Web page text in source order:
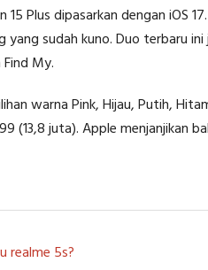
Plus dipasarkan dengan iOS
sudah kuno. Duo terbaru
My.
warna Pink, Hijau, Putih,
(13,8 juta). Apple menjanjikan
realme 5s?